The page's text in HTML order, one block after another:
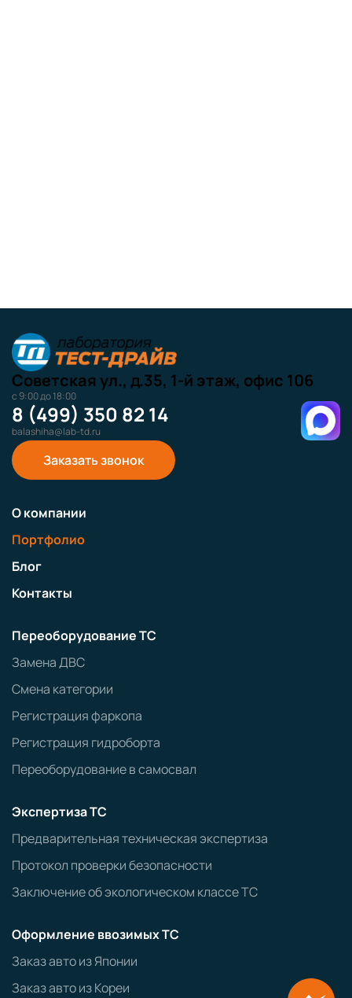
Советская ул., д.35, 1-й этаж, офис 106
с 9:00 до 18:00
8 (499) 350 82 14
balashiha@lab-td.ru
Заказать звонок
О компании
Портфолио
Блог
Контакты
Переоборудование ТС
Замена ДВС
Смена категории
Регистрация фаркопа
Регистрация гидроборта
Переоборудование в самосвал
Экспертиза ТС
Предварительная техническая экспертиза
Протокол проверки безопасности
Заключение об экологическом классе ТС
Оформление ввозимых ТС
Заказ авто из Японии
Заказ авто из Кореи